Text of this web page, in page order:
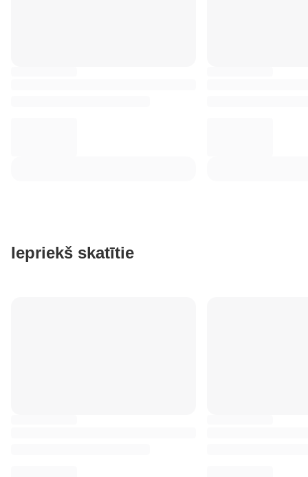
Iepriekš skatītie